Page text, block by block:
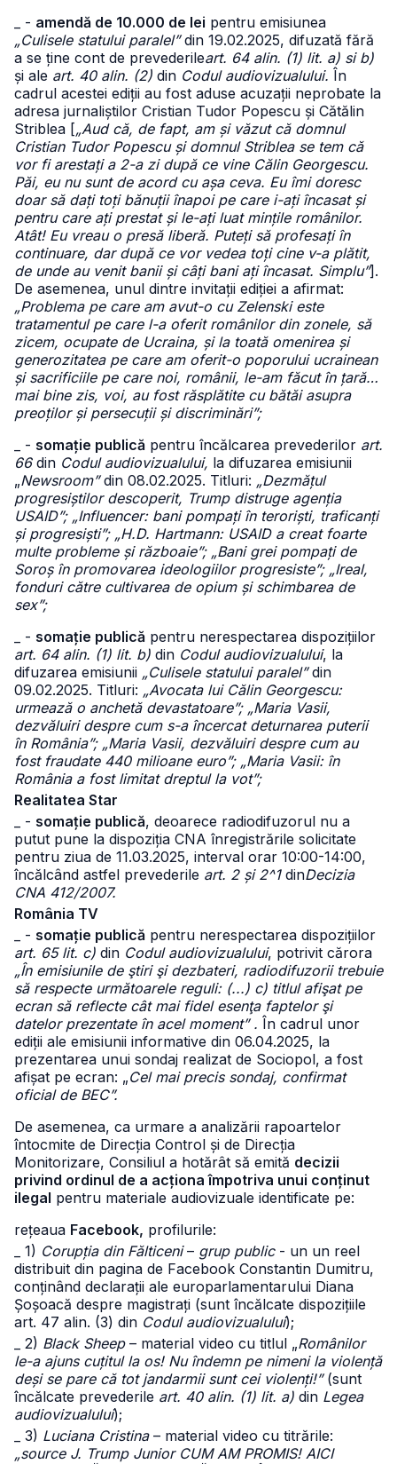
_ - amendă de 10.000 de lei pentru emisiunea
„Culisele statului paralel”din 19.02.2025, difuzată fără
a se ține cont de prevederileart. 64 alin. (1) lit. a) si b)
și ale art. 40 alin. (2) din Codul audiovizualului. În
cadrul acestei ediții au fost aduse acuzații neprobate la
adresa jurnaliștilor Cristian Tudor Popescu și Cătălin
Striblea [„Aud că, de fapt, am și văzut că domnul
Cristian Tudor Popescu și domnul Striblea se tem că
vor fi arestați a 2-a zi după ce vine Călin Georgescu.
Păi, eu nu sunt de acord cu așa ceva. Eu îmi doresc
doar să dați toți bănuții înapoi pe care i-ați încasat și
pentru care ați prestat și le-ați luat mințile românilor.
Atât! Eu vreau o presă liberă. Puteți să profesați în
continuare, dar după ce vor vedea toți cine v-a plătit,
de unde au venit banii și câți bani ați încasat. Simplu”].
De asemenea, unul dintre invitații ediției a afirmat:
„Problema pe care am avut-o cu Zelenski este
tratamentul pe care l-a oferit românilor din zonele, să
zicem, ocupate de Ucraina, și la toată omenirea și
generozitatea pe care am oferit-o poporului ucrainean
și sacrificiile pe care noi, românii, le-am făcut în țară…
mai bine zis, voi, au fost răsplătite cu bătăi asupra
preoților și persecuții și discriminări”;
_ - somație publică pentru încălcarea prevederilor art.
66din Codul audiovizualului, la difuzarea emisiunii
„Newsroom”din 08.02.2025. Titluri: „Dezmățul
progresiștilor descoperit, Trump distruge agenția
USAID”; „Influencer: bani pompați în teroriști, traficanți
și progresiști”; „H.D. Hartmann: USAID a creat foarte
multe probleme și războaie”; „Bani grei pompați de
Soroș în promovarea ideologiilor progresiste”; „Ireal,
fonduri către cultivarea de opium și schimbarea de
sex”;
_ - somație publică pentru nerespectarea dispozițiilor
art. 64 alin. (1) lit. b) din Codul audiovizualului, la
difuzarea emisiunii „Culisele statului paralel”din
09.02.2025. Titluri: „Avocata lui Călin Georgescu:
urmează o anchetă devastatoare”; „Maria Vasii,
dezvăluiri despre cum s-a încercat deturnarea puterii
în România”; „Maria Vasii, dezvăluiri despre cum au
fost fraudate 440 milioane euro”; „Maria Vasii: în
România a fost limitat dreptul la vot”;
Realitatea Star
_ - somație publică, deoarece radiodifuzorul nu a
putut pune la dispoziția CNA înregistrările solicitate
pentru ziua de 11.03.2025, interval orar 10:00-14:00,
încălcând astfel prevederile art. 2 și 2^1dinDecizia
CNA 412/2007.
România TV
_ - somație publică pentru nerespectarea dispozițiilor
art. 65 lit. c) din Codul audiovizualului, potrivit cărora
„În emisiunile de ştiri şi dezbateri, radiodifuzorii trebuie
să respecte următoarele reguli: (...) c) titlul afişat pe
ecran să reflecte cât mai fidel esenţa faptelor şi
datelor prezentate în acel moment” . În cadrul unor
ediții ale emisiunii informative din 06.04.2025, la
prezentarea unui sondaj realizat de Sociopol, a fost
afișat pe ecran: „Cel mai precis sondaj, confirmat
oficial de BEC”.
De asemenea, ca urmare a analizării rapoartelor
întocmite de Direcția Control și de Direcția
Monitorizare, Consiliul a hotărât să emită decizii
privind ordinul de a acționa împotriva unui conținut
ilegal pentru materiale audiovizuale identificate pe:
rețeaua Facebook, profilurile:
_ 1) Corupția din Fălticeni– grup public- un un reel
distribuit din pagina de Facebook Constantin Dumitru,
conținând declarații ale europarlamentarului Diana
Șoșoacă despre magistrați (sunt încălcate dispozițiile
art. 47 alin. (3) din Codul audiovizualului);
_ 2) Black Sheep– material video cu titlul „Românilor
le-a ajuns cuțitul la os! Nu îndemn pe nimeni la violență
deși se pare că tot jandarmii sunt cei violenți!”(sunt
încălcate prevederile art. 40 alin. (1) lit. a) din Legea
audiovizualului);
_ 3) Luciana Cristina– material video cu titrările:
„source J. Trump Junior CUM AM PROMIS! AICI